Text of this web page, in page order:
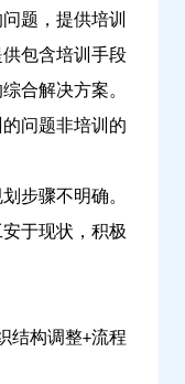
题，提供培训
包含培训手段
合解决方案。
问题非培训的
步骤不明确。
于现状，积极
结构调整+流程